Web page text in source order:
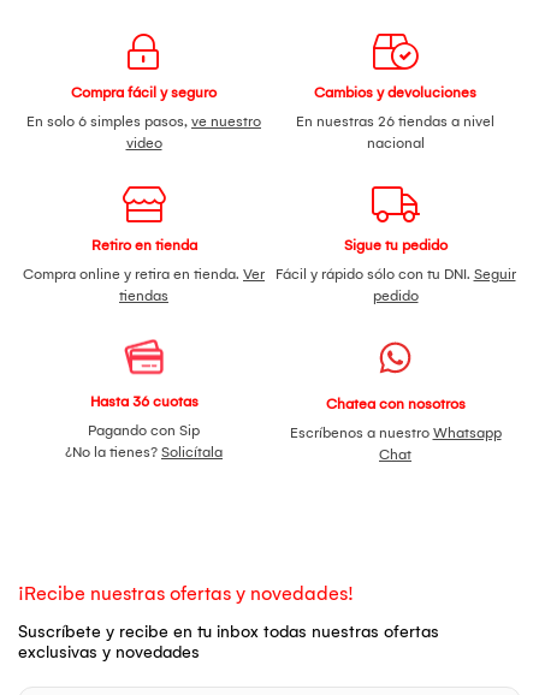
Compra fácil y seguro
En solo 6 simples pasos, ve nuestro
video
Cambios y devoluciones
En nuestras 26 tiendas a nivel
nacional
Retiro en tienda
Compra online y retira en tienda. Ver
tiendas
Sigue tu pedido
Fácil y rápido sólo con tu DNI. Seguir
pedido
Hasta 36 cuotas
Pagando con Sip
¿No la tienes? Solicítala
Chatea con nosotros
Escríbenos a nuestro Whatsapp
Chat
¡Recibe nuestras ofertas y novedades!
Suscríbete y recibe en tu inbox todas nuestras ofertas
exclusivas y novedades